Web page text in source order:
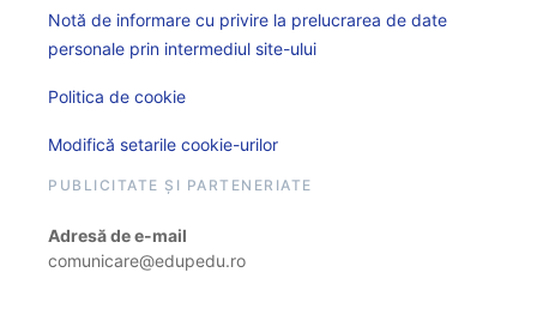
Notă de informare cu privire la prelucrarea de date
personale prin intermediul site-ului
Politica de cookie
Modifică setarile cookie-urilor
PUBLICITATE ȘI PARTENERIATE
Adresă de e-mail
comunicare@edupedu.ro